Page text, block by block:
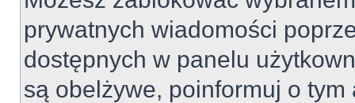
prywatnych wiadomości
dostępnych w panelu
są obelżywe, poinformuj o